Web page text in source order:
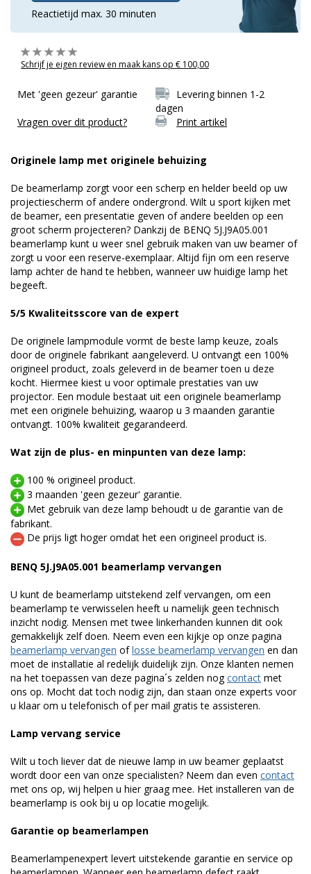
Reactietijd max. 30 minuten
Schrijf je eigen review en maak kans op € 100,00
Met 'geen gezeur' garantie
Levering binnen 1-2
dagen
Vragen over dit product?
Print artikel
Originele lamp met originele behuizing
De beamerlamp zorgt voor een scherp en helder beeld op uw
projectiescherm of andere ondergrond. Wilt u sport kijken met
de beamer, een presentatie geven of andere beelden op een
groot scherm projecteren? Dankzij de BENQ 5J.J9A05.001
beamerlamp kunt u weer snel gebruik maken van uw beamer of
zorgt u voor een reserve-exemplaar. Altijd fijn om een reserve
lamp achter de hand te hebben, wanneer uw huidige lamp het
begeeft.
5/5 Kwaliteitsscore van de expert
De originele lampmodule vormt de beste lamp keuze, zoals
door de originele fabrikant aangeleverd. U ontvangt een 100%
origineel product, zoals geleverd in de beamer toen u deze
kocht. Hiermee kiest u voor optimale prestaties van uw
projector. Een module bestaat uit een originele beamerlamp
met een originele behuizing, waarop u 3 maanden garantie
ontvangt. 100% kwaliteit gegarandeerd.
Wat zijn de plus- en minpunten van deze lamp:
100 % origineel product.
3 maanden 'geen gezeur' garantie.
Met gebruik van deze lamp behoudt u de garantie van de
fabrikant.
De prijs ligt hoger omdat het een origineel product is.
BENQ 5J.J9A05.001 beamerlamp vervangen
U kunt de beamerlamp uitstekend zelf vervangen, om een
beamerlamp te verwisselen heeft u namelijk geen technisch
inzicht nodig. Mensen met twee linkerhanden kunnen dit ook
gemakkelijk zelf doen. Neem even een kijkje op onze pagina
beamerlamp vervangen oflosse beamerlamp vervangen en dan
moet de installatie al redelijk duidelijk zijn. Onze klanten nemen
na het toepassen van deze pagina´s zelden nogcontact met
ons op. Mocht dat toch nodig zijn, dan staan onze experts voor
u klaar om u telefonisch of per mail gratis te assisteren.
Lamp vervang service
Wilt u toch liever dat de nieuwe lamp in uw beamer geplaatst
wordt door een van onze specialisten? Neem dan even contact
met ons op, wij helpen u hier graag mee. Het installeren van de
beamerlamp is ook bij u op locatie mogelijk.
Garantie op beamerlampen
Beamerlampenexpert levert uitstekende garantie en service op